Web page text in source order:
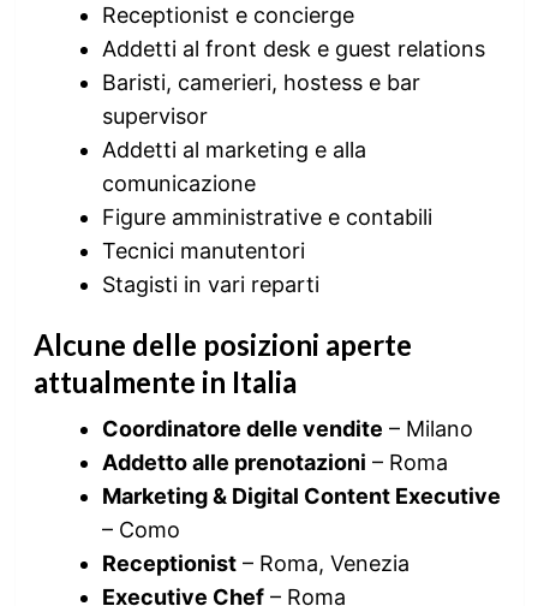
Receptionist e concierge
Addetti al front desk e guest relations
Baristi, camerieri, hostess e bar
supervisor
Addetti al marketing e alla
comunicazione
Figure amministrative e contabili
Tecnici manutentori
Stagisti in vari reparti
Alcune delle posizioni aperte
attualmente in Italia
Coordinatore delle vendite – Milano
Addetto alle prenotazioni – Roma
Marketing & Digital Content Executive
– Como
Receptionist– Roma, Venezia
Executive Chef– Roma